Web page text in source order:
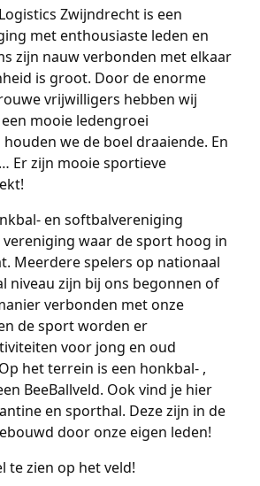
Zwijndrecht is een
met enthousiaste leden en
zijn nauw verbonden met elkaar
is groot. Door de enorme
vrijwilligers hebben wij
mooie ledengroei
we de boel draaiende. En
Er zijn mooie sportieve
en softbalvereniging
waar de sport hoog in
Meerdere spelers op nationaal
niveau zijn bij ons begonnen of
verbonden met onze
de sport worden er
voor jong en oud
het terrein is een honkbal- ,
BeeBallveld. Ook vind je hier
en sporthal. Deze zijn in de
door onze eigen leden!
te zien op het veld!